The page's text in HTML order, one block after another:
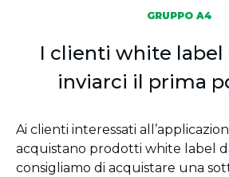
GRUPPO A4
I clienti white label
inviarci il prima
Ai clienti interessati
acquistano prodotti white label
consigliamo di acquistare una